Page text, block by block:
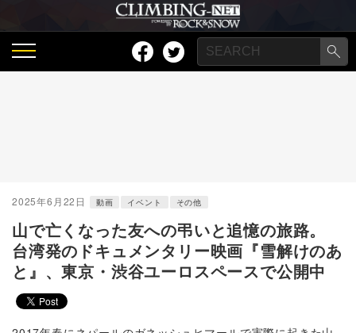
2025年6月22日 動画 イベント その他
山で亡くなった友への弔いと追憶の旅路。
台湾発のドキュメンタリー映画『雪解けのあ
と』、東京・渋谷ユーロスペースで公開中